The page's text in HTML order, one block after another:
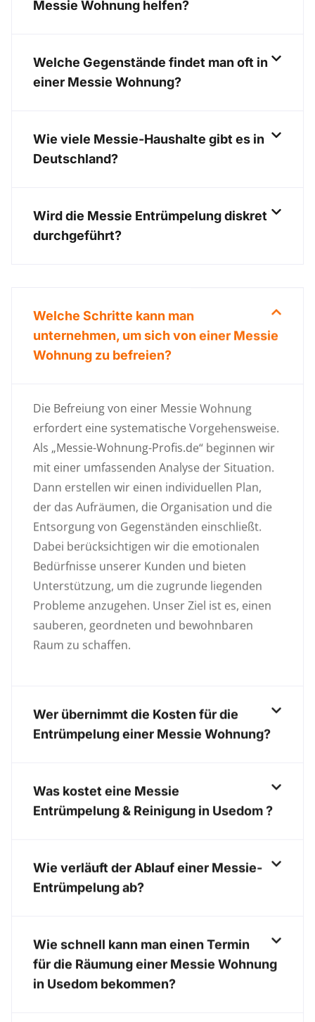
Messie Wohnung helfen?
Welche Gegenstände findet man oft in
einer Messie Wohnung?
Wie viele Messie-Haushalte gibt es in
Deutschland?
Wird die Messie Entrümpelung diskret
durchgeführt?
Welche Schritte kann man
unternehmen, um sich von einer Messie
Wohnung zu befreien?
Die Befreiung von einer Messie Wohnung
erfordert eine systematische Vorgehensweise.
Als „Messie-Wohnung-Profis.de“ beginnen wir
mit einer umfassenden Analyse der Situation.
Dann erstellen wir einen individuellen Plan,
der das Aufräumen, die Organisation und die
Entsorgung von Gegenständen einschließt.
Dabei berücksichtigen wir die emotionalen
Bedürfnisse unserer Kunden und bieten
Unterstützung, um die zugrunde liegenden
Probleme anzugehen. Unser Ziel ist es, einen
sauberen, geordneten und bewohnbaren
Raum zu schaffen.
Wer übernimmt die Kosten für die
Entrümpelung einer Messie Wohnung?
Was kostet eine Messie
Entrümpelung & Reinigung in Usedom ?
Wie verläuft der Ablauf einer Messie-
Entrümpelung ab?
Wie schnell kann man einen Termin
für die Räumung einer Messie Wohnung
in Usedom bekommen?